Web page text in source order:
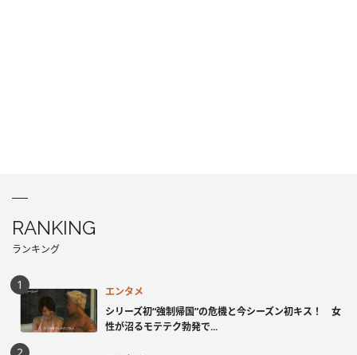
RANKING
ランキング
エンタメ
シリーズ初“強制帰国”の危機と今シーズン初キス！ 女
性が沼るモテテク勃発で...